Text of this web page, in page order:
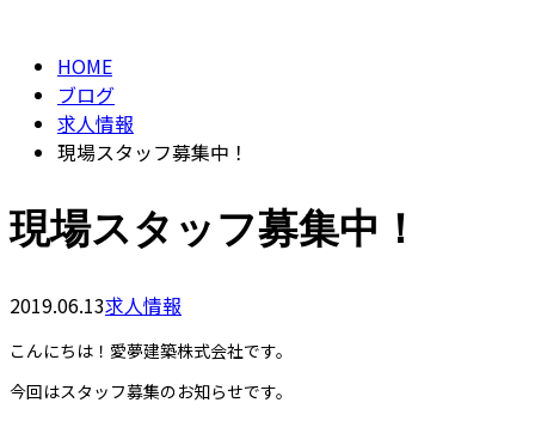
HOME
ブログ
求人情報
現場スタッフ募集中！
現場スタッフ募集中！
2019.06.13求人情報
こんにちは！愛夢建築株式会社です。
今回はスタッフ募集のお知らせです。